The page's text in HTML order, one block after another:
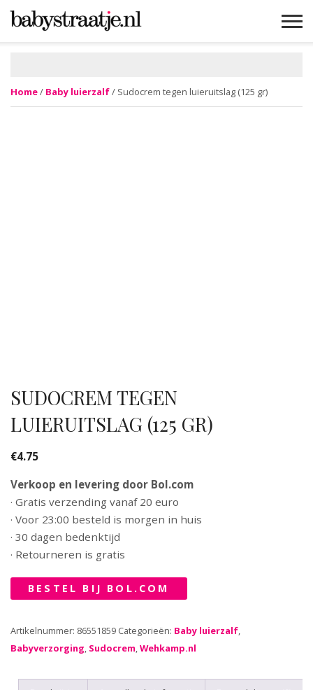
Home/ Baby luierzalf/ Sudocrem tegen luieruitslag (125 gr)
SUDOCREM TEGEN
LUIERUITSLAG (125 GR)
€4.75
Verkoop en levering door Bol.com
· Gratis verzending vanaf 20 euro
· Voor 23:00 besteld is morgen in huis
· 30 dagen bedenktijd
· Retourneren is gratis
BESTEL BIJ BOL.COM
Artikelnummer: 86551859 Categorieën: Baby luierzalf,
Babyverzorging, Sudocrem,Wehkamp.nl